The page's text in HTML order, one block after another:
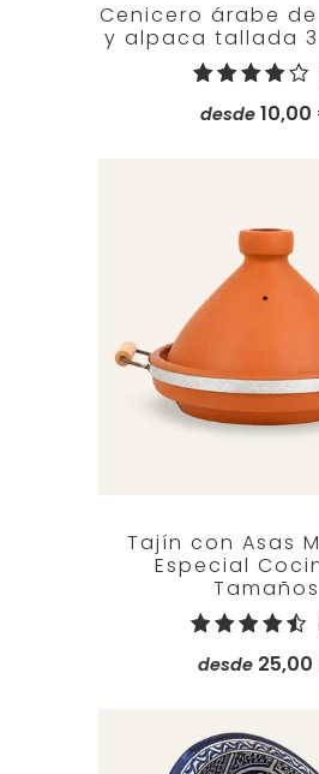
Cenicero árabe
y alpaca tallada
desde 10,00
Tajín con Asas
Especial
Tamaños
desde